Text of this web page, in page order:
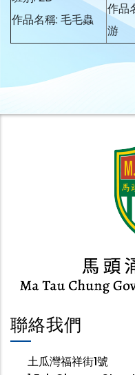
作品名稱: 毛毛蟲
作品
游
聯絡我們
土瓜灣福祥街1號